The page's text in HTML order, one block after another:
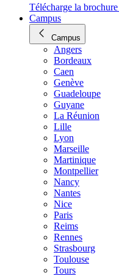
Télécharge la brochure
Campus
Campus
Angers
Bordeaux
Caen
Genève
Guadeloupe
Guyane
La Réunion
Lille
Lyon
Marseille
Martinique
Montpellier
Nancy
Nantes
Nice
Paris
Reims
Rennes
Strasbourg
Toulouse
Tours